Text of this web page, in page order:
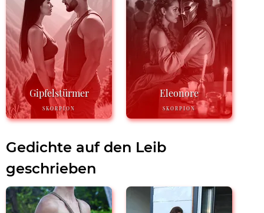
Gipfelstürmer
SKORPION
Eleonore
SKORPION
Gedichte auf den Leib
geschrieben